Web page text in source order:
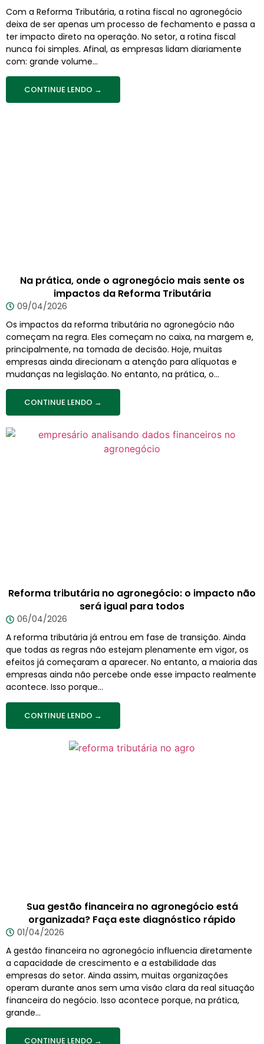
Com a Reforma Tributária, a rotina fiscal no agronegócio
deixa de ser apenas um processo de fechamento e passa a
ter impacto direto na operação. No setor, a rotina fiscal
nunca foi simples. Afinal, as empresas lidam diariamente
com: grande volume...
CONTINUE LENDO →
Na prática, onde o agronegócio mais sente os
impactos da Reforma Tributária
09/04/2026
Os impactos da reforma tributária no agronegócio não
começam na regra. Eles começam no caixa, na margem e,
principalmente, na tomada de decisão. Hoje, muitas
empresas ainda direcionam a atenção para alíquotas e
mudanças na legislação. No entanto, na prática, o...
CONTINUE LENDO →
Reforma tributária no agronegócio: o impacto não
será igual para todos
06/04/2026
A reforma tributária já entrou em fase de transição. Ainda
que todas as regras não estejam plenamente em vigor, os
efeitos já começaram a aparecer. No entanto, a maioria das
empresas ainda não percebe onde esse impacto realmente
acontece. Isso porque...
CONTINUE LENDO →
Sua gestão financeira no agronegócio está
organizada? Faça este diagnóstico rápido
01/04/2026
A gestão financeira no agronegócio influencia diretamente
a capacidade de crescimento e a estabilidade das
empresas do setor. Ainda assim, muitas organizações
operam durante anos sem uma visão clara da real situação
financeira do negócio. Isso acontece porque, na prática,
grande...
CONTINUE LENDO →